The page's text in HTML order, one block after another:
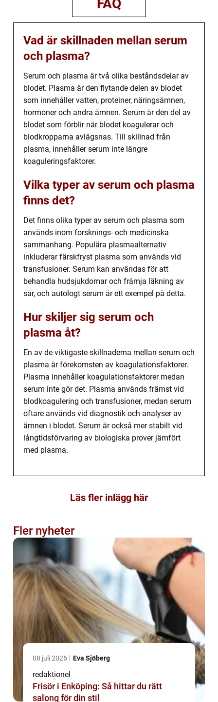
FAQ
Vad är skillnaden mellan serum
och plasma?
Serum och plasma är två olika beståndsdelar av
blodet. Plasma är den flytande delen av blodet
som innehåller vatten, proteiner, näringsämnen,
hormoner och andra ämnen. Serum är den del av
blodet som förblir när blodet koagulerar och
blodkropparna avlägsnas. Till skillnad från
plasma, innehåller serum inte längre
koaguleringsfaktorer.
Vilka typer av serum och plasma
finns det?
Det finns olika typer av serum och plasma som
används inom forsknings- och medicinska
sammanhang. Populära plasmaalternativ
inkluderar färskfryst plasma som används vid
transfusioner. Serum kan användas för att
behandla hudsjukdomar och främja läkning av
sår, och autologt serum är ett exempel på detta.
Hur skiljer sig serum och
plasma åt?
En av de viktigaste skillnaderna mellan serum och
plasma är förekomsten av koagulationsfaktorer.
Plasma innehåller koagulationsfaktorer medan
serum inte gör det. Plasma används främst vid
blodkoagulering och transfusioner, medan serum
oftare används vid diagnostik och analyser av
ämnen i blodet. Serum är också mer stabilt vid
långtidsförvaring av biologiska prover jämfört
med plasma.
Läs fler inlägg här
Fler nyheter
08 juli 2026 Eva Sjöberg
redaktionel
Frisör i Enköping: Så hittar du rätt
salong för din stil